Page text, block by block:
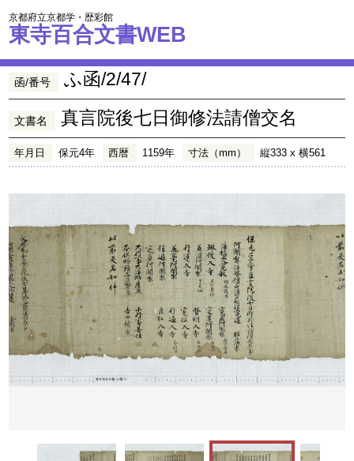
京都府立京都学・歴彩館
東寺百合文書WEB
函/番号 ふ函/2/47/
文書名 真言院後七日御修法請僧交名
年月日 保元4年 西暦 1159年 寸法（mm） 縦333 x 横561